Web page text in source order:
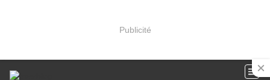
Publicité